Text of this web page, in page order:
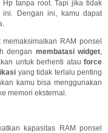
tanpa root. Tapi jika tidak
ini. Dengan ini, kamu dapat
RAM ponsel
dengan membatasi widget
untuk berhenti atau force
yang tidak terlalu penting
kamu bisa menggunakan
memori eksternal.
kapasitas RAM ponsel